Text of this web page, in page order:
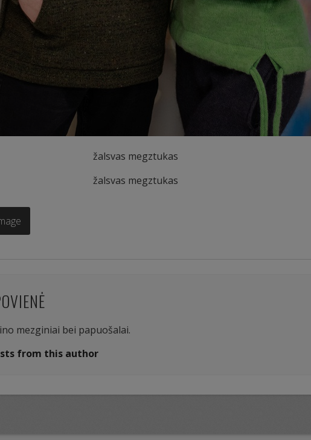
žalsvas megztukas
žalsvas megztukas
mezginiai bei papuošalai.
from this author